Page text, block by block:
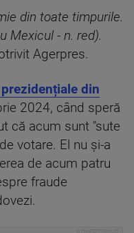
din toate timpurile.
Mexicul - n. red).
Agerpres.
din
2024, când speră
că acum sunt "sute
votare. El nu şi-a
de acum patru
fraude